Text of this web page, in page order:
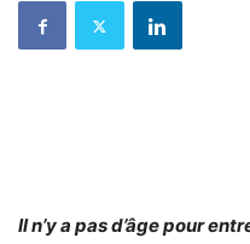
Il n’y a pas d’âge pour